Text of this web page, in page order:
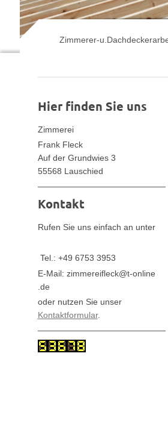
Zimmerer-
Hier finden Sie uns
Zimmerei
Frank Fleck
Auf der Grundwies 3
55568 Lauschied
Kontakt
Rufen Sie uns einfach an unter
Tel.: +49 6753 3953
E-Mail: zimmereifleck@t-online
.de
oder nutzen Sie unser
Kontaktformular.